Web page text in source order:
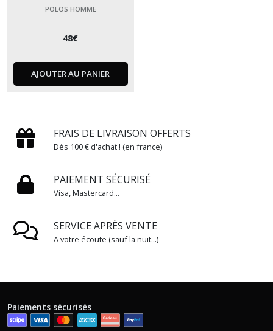
POLOS HOMME
48€
AJOUTER AU PANIER
FRAIS DE LIVRAISON OFFERTS
Dès 100 € d'achat ! (en france)
PAIEMENT SÉCURISÉ
Visa, Mastercard...
SERVICE APRÈS VENTE
A votre écoute (sauf la nuit...)
Paiements sécurisés